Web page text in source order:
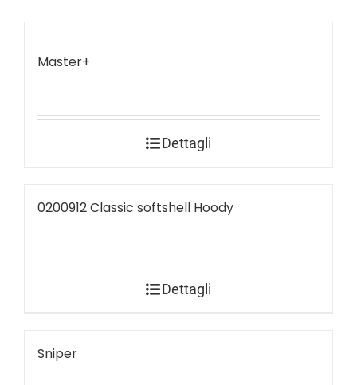
Master+
Dettagli
0200912 Classic softshell Hoody
Dettagli
Sniper